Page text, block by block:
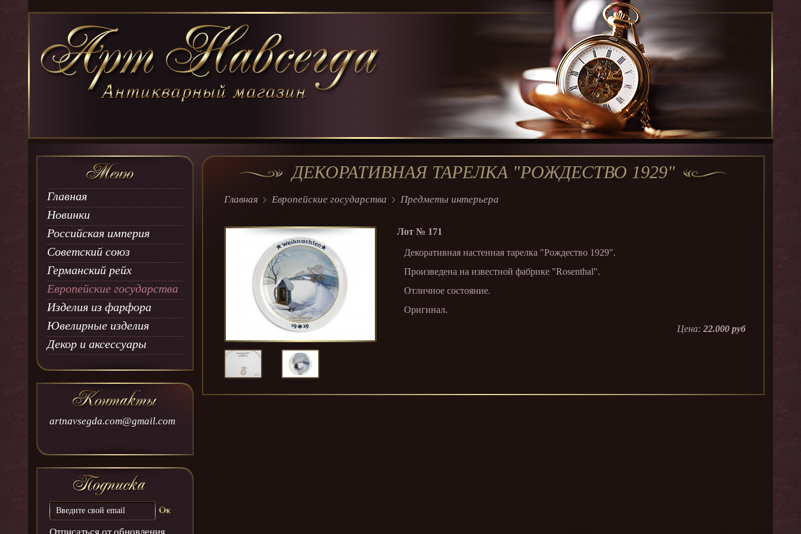
Главная
Новинки
Российская империя
Советский союз
Германский рейх
Европейские государства
Изделия из фарфора
Ювелирные изделия
Декор и аксессуары
artnavsegda.com@gmail.com
ДЕКОРАТИВНАЯ ТАРЕЛКА "РОЖДЕСТВО 1929"
Главная Европейские государства Предметы интерьера
Лот № 171
Декоративная настенная тарелка "Рождество 1929".
Произведена на известной фабрике "Rosenthal".
Отличное состояние.
Оригинал.
Цена: 22.000 руб